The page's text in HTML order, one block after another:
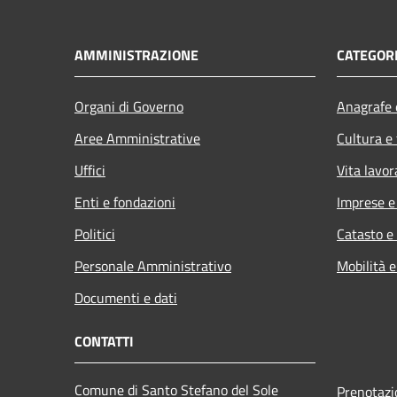
AMMINISTRAZIONE
Organi di Governo
Aree Amministrative
Uffici
Enti e fondazioni
Politici
Personale Amministrativo
Documenti e dati
Cultura
Vita
Imprese
Catasto
Mobilità
CONTATTI
Comune di Santo Stefano del Sole